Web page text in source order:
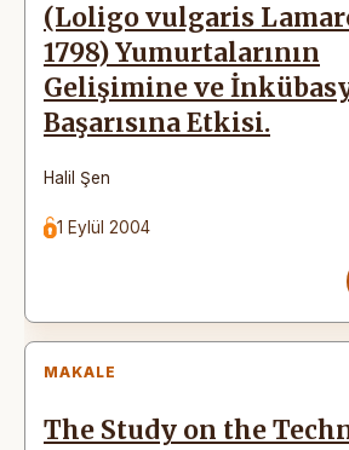
(Loligo vulgaris
1798) Yumurtalarının
Gelişimine ve
Başarısına Etkisi.
Halil Şen
1 Eylül 2004
MAKALE
The Study on the